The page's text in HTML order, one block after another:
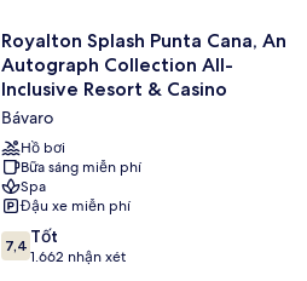
Royalton
Splash
Punta
Cana,
An
Autograph
Collection
All-
Inclusive
Resort
&
Royalton Splash Punta Cana, An
Autograph Collection All-
Inclusive Resort & Casino
Bávaro
Hồ bơi
Bữa sáng miễn phí
Spa
Đậu xe miễn phí
7.4
trên
7,4 Tốt
1.662 nhận xét